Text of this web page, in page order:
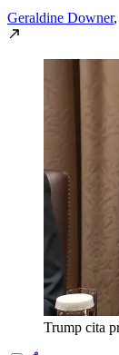
Geraldine Downer
Trump cita